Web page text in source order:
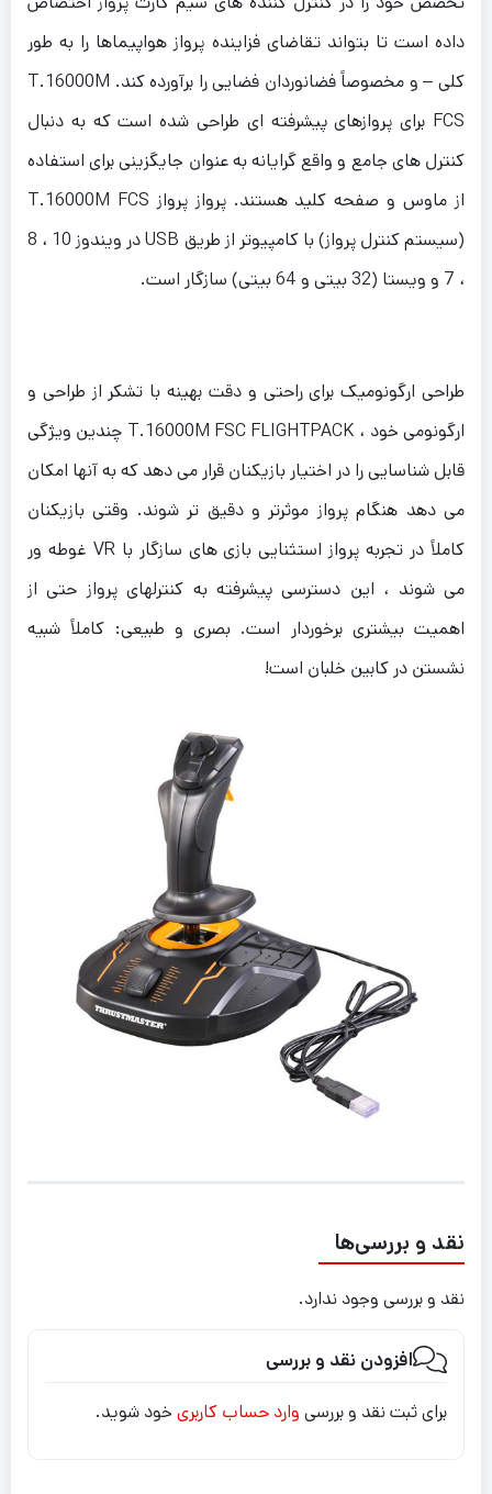
داده است تا بتواند تقاضای فزاینده پرواز هواپیماها را به طور
کلی – و مخصوصاً فضانوردان فضایی را برآورده کند. T.16000M
FCS برای پروازهای پیشرفته ای طراحی شده است که به دنبال
کنترل های جامع و واقع گرایانه به عنوان جایگزینی برای استفاده
از ماوس و صفحه کلید هستند. پرواز پرواز T.16000M FCS
(سیستم کنترل پرواز) با کامپیوتر از طریق USB در ویندوز 10 ، 8
، 7 و ویستا (32 بیتی و 64 بیتی) سازگار است.
طراحی ارگونومیک برای راحتی و دقت بهینه با تشکر از طراحی و
ارگونومی خود ، T.16000M FSC FLIGHTPACK چندین ویژگی
قابل شناسایی را در اختیار بازیکنان قرار می دهد که به آنها امکان
می دهد هنگام پرواز موثرتر و دقیق تر شوند. وقتی بازیکنان
کاملاً در تجربه پرواز استثنایی بازی های سازگار با VR غوطه ور
می شوند ، این دسترسی پیشرفته به کنترلهای پرواز حتی از
اهمیت بیشتری برخوردار است. بصری و طبیعی: کاملاً شبیه
نشستن در کابین خلبان است!
نقد و بررسی‌ها
نقد و بررسی وجود ندارد.
افزودن نقد و بررسی
برای ثبت نقد و بررسی وارد حساب کاربری خود شوید.